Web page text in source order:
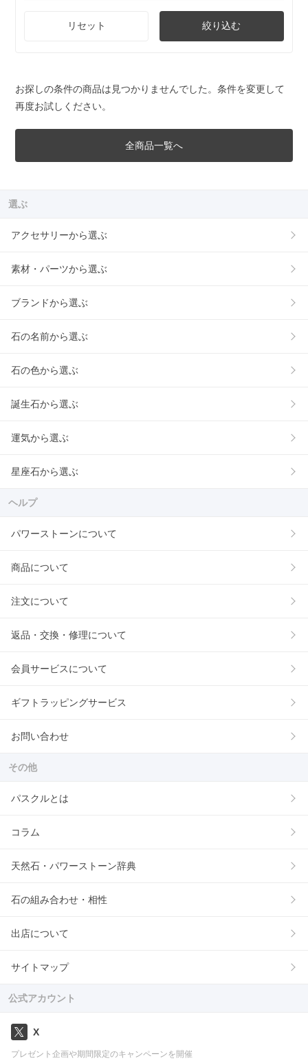
リセット 絞り込む
お探しの条件の商品は見つかりませんでした。条件を変更して
再度お試しください。
全商品一覧へ
選ぶ
アクセサリーから選ぶ
素材・パーツから選ぶ
ブランドから選ぶ
石の名前から選ぶ
石の色から選ぶ
誕生石から選ぶ
運気から選ぶ
星座石から選ぶ
ヘルプ
パワーストーンについて
商品について
注文について
返品・交換・修理について
会員サービスについて
ギフトラッピングサービス
お問い合わせ
その他
パスクルとは
コラム
天然石・パワーストーン辞典
石の組み合わせ・相性
出店について
サイトマップ
公式アカウント
X
プレゼント企画や期間限定のキャンペーンを開催